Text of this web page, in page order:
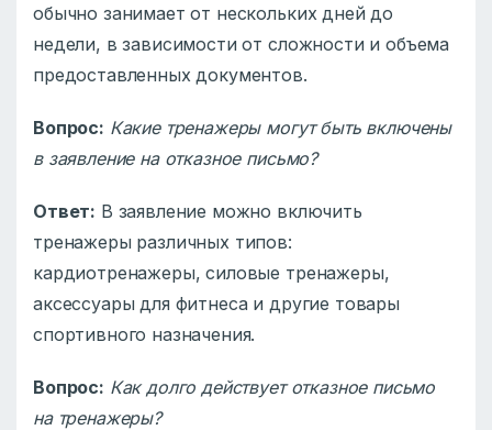
обычно занимает от нескольких дней до
недели, в зависимости от сложности и объема
предоставленных документов.
Вопрос: Какие тренажеры могут быть включены
в заявление на отказное письмо?
Ответ: В заявление можно включить
тренажеры различных типов:
кардиотренажеры, силовые тренажеры,
аксессуары для фитнеса и другие товары
спортивного назначения.
Вопрос: Как долго действует отказное письмо
на тренажеры?